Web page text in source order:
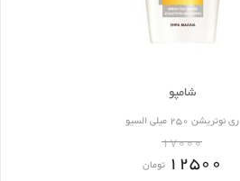
شامپو
ری نوتریشن 250 میلی السیو
17000
12500 تومان